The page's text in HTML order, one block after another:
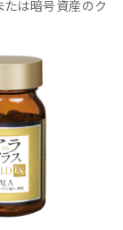
たは暗号資産のク